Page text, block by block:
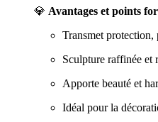
💎 Avantages et points
Transmet
Sculpture raffinée et
Apporte beauté et
Idéal pour la